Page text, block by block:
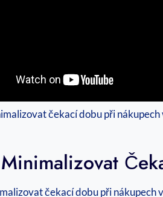
čekací dobu při nákupech